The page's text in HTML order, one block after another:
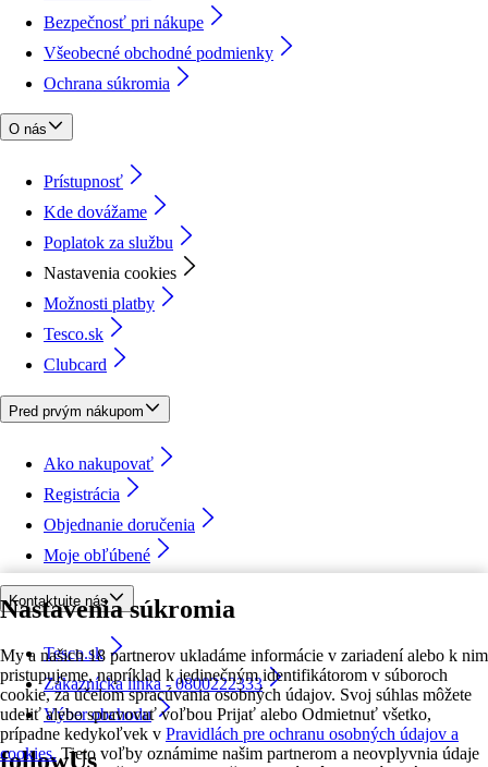
Nastavenia súkromia
My a našich 18 partnerov ukladáme informácie v zariadení alebo k nim
pristupujeme, napríklad k jedinečným identifikátorom v súboroch
cookie, za účelom spracúvania osobných údajov. Svoj súhlas môžete
udeliť alebo spravovať voľbou Prijať alebo Odmietnuť všetko,
prípadne kedykoľvek v Pravidlách pre ochranu osobných údajov a
cookies. Tieto voľby oznámime našim partnerom a neovplyvnia údaje
Bezpečnosť pri nákupe
Všeobecné obchodné podmienky
Ochrana súkromia
O nás
Prístupnosť
Kde dovážame
Poplatok za službu
Nastavenia cookies
Možnosti platby
Tesco.sk
Clubcard
Pred prvým nákupom
Ako nakupovať
Registrácia
Objednanie doručenia
Moje obľúbené
Kontaktujte nás
Tesco.sk
Zákaznícka linka - 0800222333
Výber obchodu
followUs